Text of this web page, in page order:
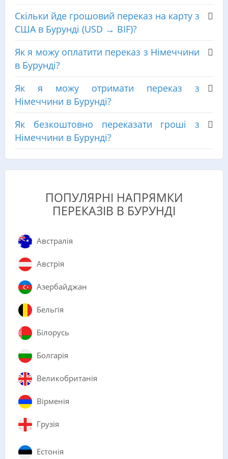
Скільки йде грошовий переказ на карту з
США в Бурунді (USD → BIF)?
Як я можу оплатити переказ з Німеччини
в Бурунді?
Як я можу отримати переказ з
Німеччини в Бурунді?
Як безкоштовно переказати гроші з
Німеччини в Бурунді?
ПОПУЛЯРНІ НАПРЯМКИ
ПЕРЕКАЗІВ В БУРУНДІ
Австралія
Австрія
Азербайджан
Бельгія
Білорусь
Болгарія
Великобританія
Вірменія
Грузія
Естонія